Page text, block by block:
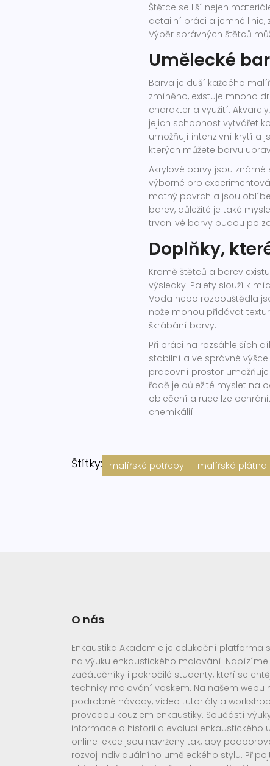
Štětce se liší nejen
detailní práci a jemné
Výběr správných štětců
Umělecké
Barva je duší každého
zmíněno, existuje mnoho
charakter a využití.
jejich schopnost vytvářet
umožňují intenzivní krytí a
kterých můžete barvu
Akrylové barvy jsou
výborné pro
matný povrch a jsou
barev, důležité je také
trvanlivé barvy budou po
Doplňky,
Kromě štětců a barev
výsledky. Palety slouží k
Voda nebo rozpouštědla
nože mohou přidávat
škrábání barvy.
Při práci na rozsáhlejších
stabilní a ve správné
pracovní prostor
řadě je důležité myslet na
oblečení a ruce lze
chemikálií.
Štítky: malířské potřeby malířská plátna
O nás
Enkaustika Akademie je edukační platforma
na výuku enkaustického malování. Nabízíme
začátečníky i pokročilé studenty, kteří se
techniky malování voskem. Na našem webu
podrobné návody, video tutoriály a
provedou kouzlem enkaustiky. Součástí
informace o historii a evoluci enkaustického
online lekce jsou navrženy tak, aby
rozvoj individuálního uměleckého stylu.